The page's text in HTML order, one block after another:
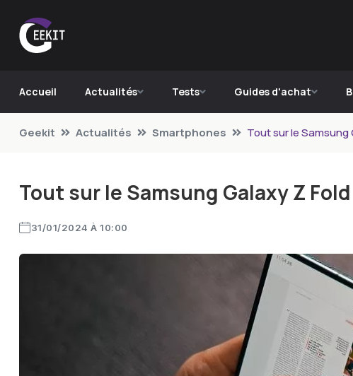
Accueil Actualités Tests Guides d'achat
Geekit Actualités Smartphones Tout sur le Samsung
Tout sur le Samsung Galaxy Z
31/01/2024 À 10:00